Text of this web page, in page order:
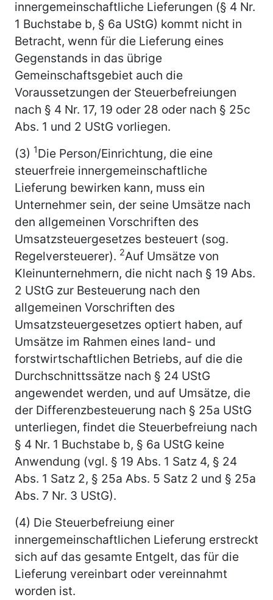
innergemeinschaftliche Lieferungen (§ 4 Nr.
1 Buchstabe b, § 6a UStG) kommt nicht in
Betracht, wenn für die Lieferung eines
Gegenstands in das übrige
Gemeinschaftsgebiet auch die
Voraussetzungen der Steuerbefreiungen
nach § 4 Nr. 17, 19 oder 28 oder nach § 25c
Abs. 1 und 2 UStG vorliegen.
(3) 1Die Person/Einrichtung, die eine
steuerfreie innergemeinschaftliche
Lieferung bewirken kann, muss ein
Unternehmer sein, der seine Umsätze nach
den allgemeinen Vorschriften des
Umsatzsteuergesetzes besteuert (sog.
Regelversteuerer). 2Auf Umsätze von
Kleinunternehmern, die nicht nach § 19 Abs.
2 UStG zur Besteuerung nach den
allgemeinen Vorschriften des
Umsatzsteuergesetzes optiert haben, auf
Umsätze im Rahmen eines land- und
forstwirtschaftlichen Betriebs, auf die die
Durchschnittssätze nach § 24 UStG
angewendet werden, und auf Umsätze, die
der Differenzbesteuerung nach § 25a UStG
unterliegen, findet die Steuerbefreiung nach
§ 4 Nr. 1 Buchstabe b, § 6a UStG keine
Anwendung (vgl. § 19 Abs. 1 Satz 4, § 24
Abs. 1 Satz 2, § 25a Abs. 5 Satz 2 und § 25a
Abs. 7 Nr. 3 UStG).
(4) Die Steuerbefreiung einer
innergemeinschaftlichen Lieferung erstreckt
sich auf das gesamte Entgelt, das für die
Lieferung vereinbart oder vereinnahmt
worden ist.